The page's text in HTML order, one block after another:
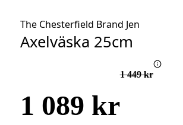
The Chesterfield Brand Jen
Axelväska 25cm
1 089 kr
1 449 kr